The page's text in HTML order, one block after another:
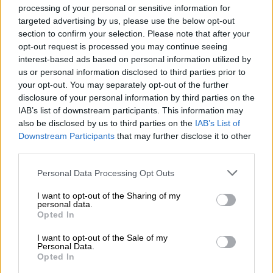
processing of your personal or sensitive information for
targeted advertising by us, please use the below opt-out
section to confirm your selection. Please note that after your
opt-out request is processed you may continue seeing
interest-based ads based on personal information utilized by
us or personal information disclosed to third parties prior to
your opt-out. You may separately opt-out of the further
disclosure of your personal information by third parties on the
IAB’s list of downstream participants. This information may
also be disclosed by us to third parties on the IAB’s List of
Downstream Participants that may further disclose it to other
Please note that this website/app uses one or more Google
not limited to your visit or usage behaviour. You may click to
grant or deny consent to Google and its third-party tags to
use your data for below specified purposes in below Google
consent section.
Personal Data Processing Opt Outs
I want to opt-out of the Sharing of my
personal data.
Opted In
I want to opt-out of the Sale of my
Personal Data.
Opted In
επικείμενη συμφωνία ΗΠΑ-Ιράν: Ο
Νετανιάχου συγκάλεσε συμβούλιο
ασφαλείας - «Θέτουν σε κίνδυνο τα
συμφέροντά μας»
Η εξέλιξη αυτή αποτελεί το πιο πρόσφατο
παράδειγμα των αντιφατικών δηλώσεων από
τελευταίων ημερών.
Σύμφωνα μεΑμερικανό αξιωματούχο, εάν
υπογραφεί το μνημόνιο κατανόησης μεταξύ
ΟυάσινγκτονκαιΤεχεράνης, θα ξεκινήσει μια
νέα περίοδος διαπραγματεύσεων διάρκειας